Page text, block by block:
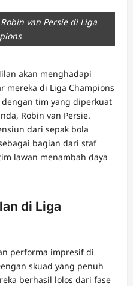
van Persie di Liga
akan menghadapi
mereka di Liga Champions
tim yang diperkuat
Robin van Persie.
dari sepak bola
bagian dari staf
lawan menambah daya
di Liga
performa impresif di
skuad yang penuh
berhasil lolos dari fase